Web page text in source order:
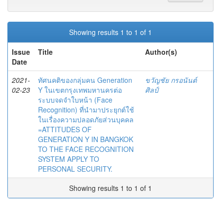
Showing results 1 to 1 of 1
Issue
Date
Title Author(s)
2021-
02-23
ทัศนคติของกลุ่มคน Generation
Y ในเขตกรุงเทพมหานครต่อ
ระบบจดจำใบหน้า (Face
Recognition) ที่นำมาประยุกต์ใช้
ในเรื่องความปลอดภัยส่วนบุคคล
=ATTITUDES OF
GENERATION Y IN BANGKOK
TO THE FACE RECOGNITION
SYSTEM APPLY TO
PERSONAL SECURITY.
ขวัญชัย กรอนันต์
ศิลป์
Showing results 1 to 1 of 1